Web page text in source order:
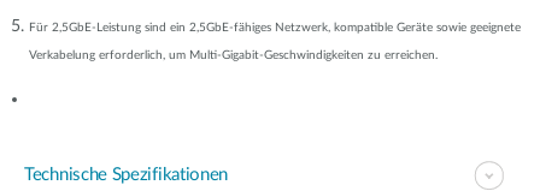
Für 2,5GbE-Leistung sind ein 2,5GbE-fähiges Netzwerk, kompatible Geräte sowie geeignete
Verkabelung erforderlich, um Multi-Gigabit-Geschwindigkeiten zu erreichen.
Technische Spezifikationen